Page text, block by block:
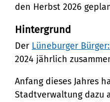
den Herbst 2026
Hintergrund
Der Lüneburger
2024 jährlich
Anfang dieses Jahres
Stadtverwaltung dazu